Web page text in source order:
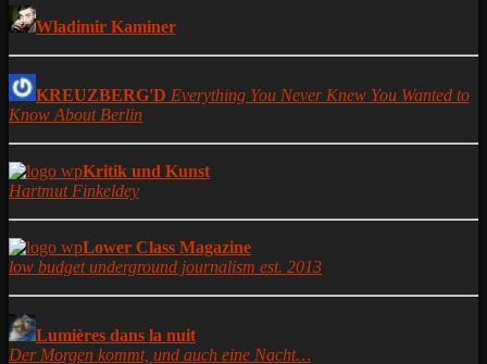
Wladimir Kaminer
KREUZBERG'D Everything You Never Knew You Wanted to
Know About Berlin
Kritik und Kunst
Hartmut Finkeldey
Lower Class Magazine
low budget underground journalism est. 2013
Lumières dans la nuit
Der Morgen kommt, und auch eine Nacht…